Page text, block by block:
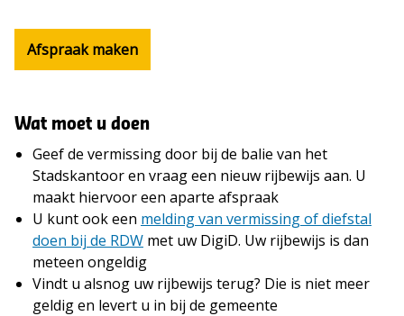
Afspraak maken
Wat moet u doen
Geef de vermissing door bij de balie van het
Stadskantoor en vraag een nieuw rijbewijs aan. U
maakt hiervoor een aparte afspraak
U kunt ook een melding van vermissing of diefstal
doen bij de RDW met uw DigiD. Uw rijbewijs is dan
meteen ongeldig
Vindt u alsnog uw rijbewijs terug? Die is niet meer
geldig en levert u in bij de gemeente